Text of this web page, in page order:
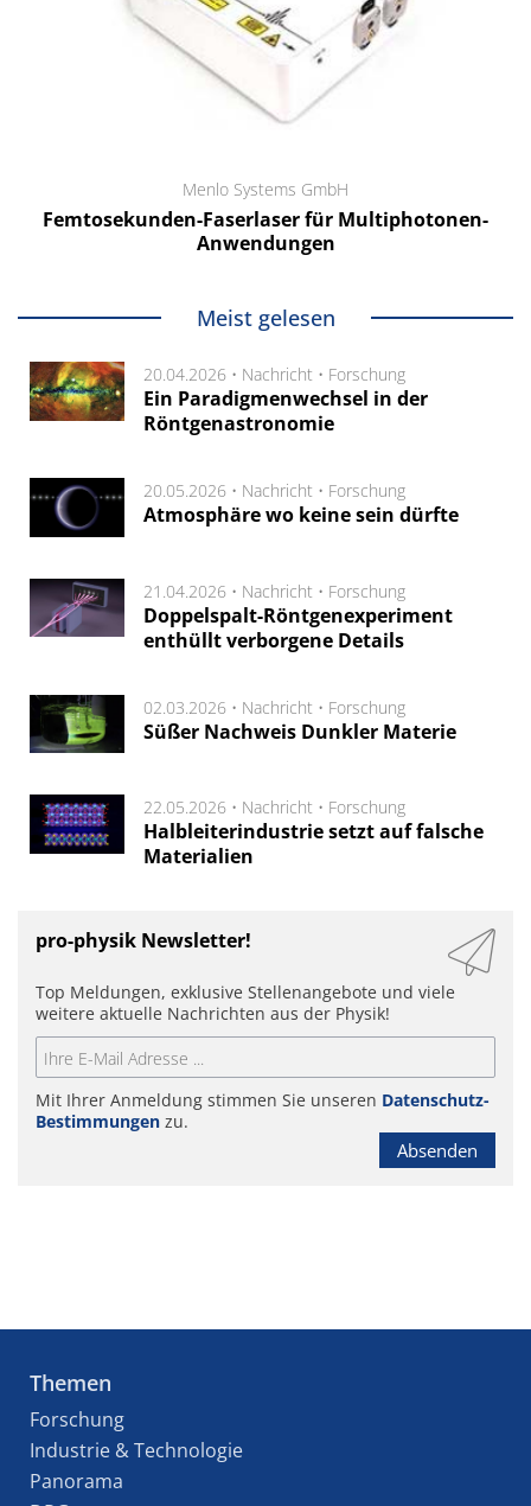
Menlo Systems GmbH
Femtosekunden-Faserlaser für Multiphotonen-
Anwendungen
Meist gelesen
20.04.2026 • Nachricht • Forschung
Ein Paradigmenwechsel in der
Röntgenastronomie
20.05.2026 • Nachricht • Forschung
Atmosphäre wo keine sein dürfte
21.04.2026 • Nachricht • Forschung
Doppelspalt-Röntgenexperiment
enthüllt verborgene Details
02.03.2026 • Nachricht • Forschung
Süßer Nachweis Dunkler Materie
22.05.2026 • Nachricht • Forschung
Halbleiterindustrie setzt auf falsche
Materialien
pro-physik Newsletter!
Top Meldungen, exklusive Stellenangebote und viele
weitere aktuelle Nachrichten aus der Physik!
Mit Ihrer Anmeldung stimmen Sie unseren Datenschutz-
Bestimmungen zu.
Absenden
Themen
Forschung
Industrie & Technologie
Panorama